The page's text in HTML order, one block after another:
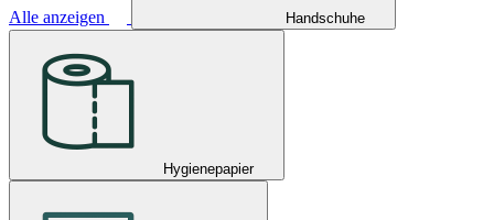
Alle anzeigen Handschuhe
Hygienepapier